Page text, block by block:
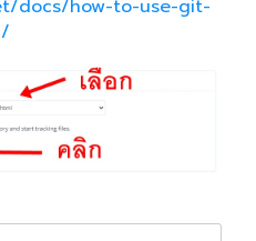
docs/how-to-use-git-